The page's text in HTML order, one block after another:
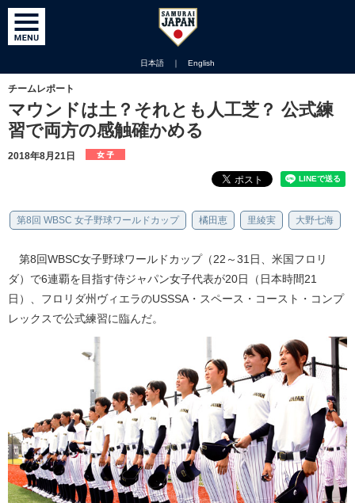
日本語 ｜ English
チームレポート
マウンドは土？それとも人工芝？ 公式練
習で両方の感触確かめる
2018年8月21日
第8回 WBSC 女子野球ワールドカップ 橘田恵 里綾実 大野七海
第8回WBSC女子野球ワールドカップ（22～31日、米国フロリ
ダ）で6連覇を目指す侍ジャパン女子代表が20日（日本時間21
日）、フロリダ州ヴィエラのUSSSA・スペース・コースト・コンプ
レックスで公式練習に臨んだ。